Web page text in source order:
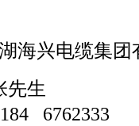
海兴电缆集团
6762333